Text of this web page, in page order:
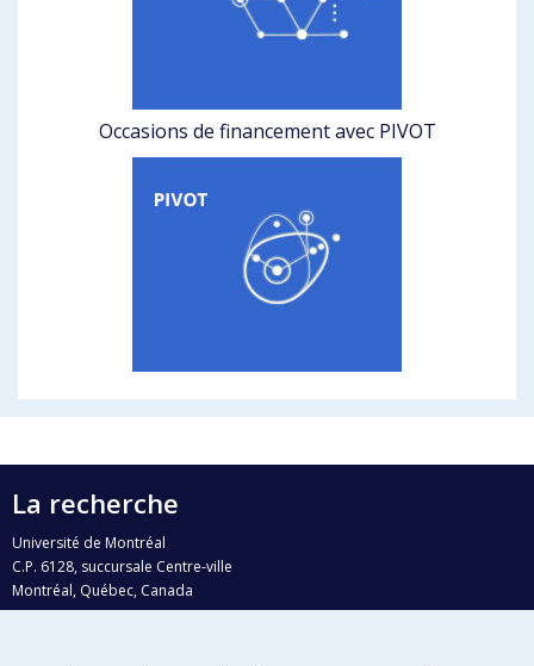
Occasions de financement avec PIVOT
La recherche
Université de Montréal
C.P. 6128, succursale Centre-ville
Montréal, Québec, Canada
H3C 3J7